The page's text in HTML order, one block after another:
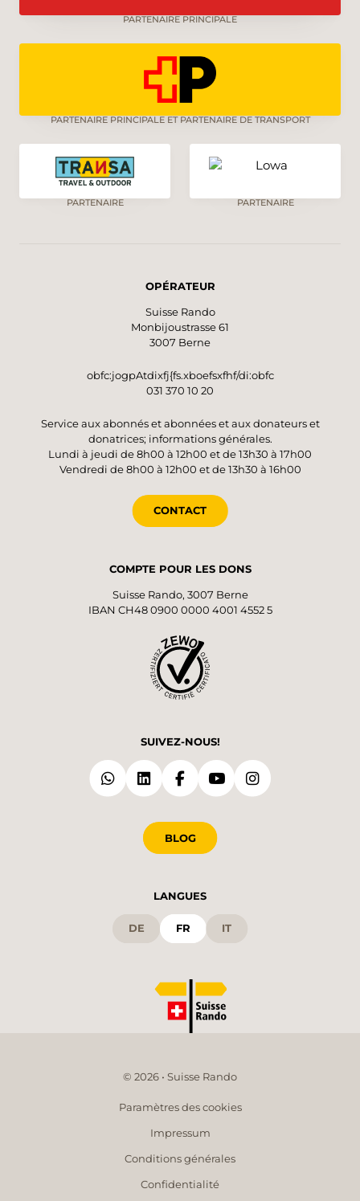
PARTENAIRE PRINCIPALE
PARTENAIRE PRINCIPALE ET PARTENAIRE DE TRANSPORT
PARTENAIRE PARTENAIRE
OPÉRATEUR
Suisse Rando
Monbijoustrasse 61
3007 Berne
obfc:jogpAtdixfj{fs.xboefsxfhf/di:obfc
031 370 10 20
Service aux abonnés et abonnées et aux donateurs et
donatrices; informations générales.
Lundi à jeudi de 8h00 à 12h00 et de 13h30 à 17h00
Vendredi de 8h00 à 12h00 et de 13h30 à 16h00
CONTACT
COMPTE POUR LES DONS
Suisse Rando, 3007 Berne
IBAN CH48 0900 0000 4001 4552 5
SUIVEZ-NOUS!
BLOG
LANGUES
DE FR IT
© 2026 • Suisse Rando
Paramètres des cookies
Impressum
Conditions générales
Confidentialité